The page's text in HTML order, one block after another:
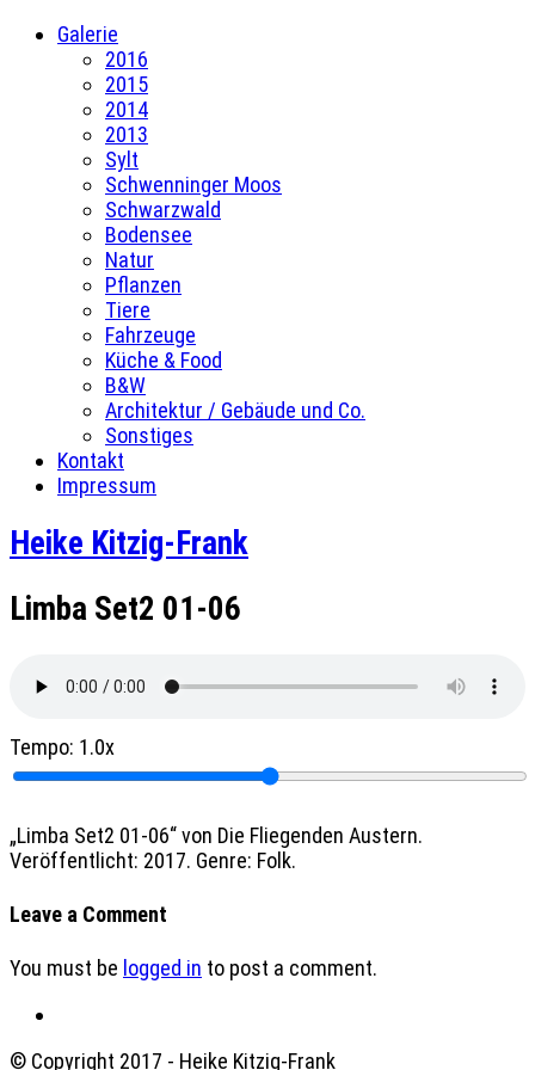
Galerie
2016
2015
2014
2013
Sylt
Schwenninger Moos
Schwarzwald
Bodensee
Natur
Pflanzen
Tiere
Fahrzeuge
Küche & Food
B&W
Architektur / Gebäude und Co.
Sonstiges
Kontakt
Impressum
Heike Kitzig-Frank
Limba Set2 01-06
Tempo: 1.0x
„Limba Set2 01-06“ von Die Fliegenden Austern.
Veröffentlicht: 2017. Genre: Folk.
Leave a Comment
You must be logged in to post a comment.
© Copyright 2017 - Heike Kitzig-Frank